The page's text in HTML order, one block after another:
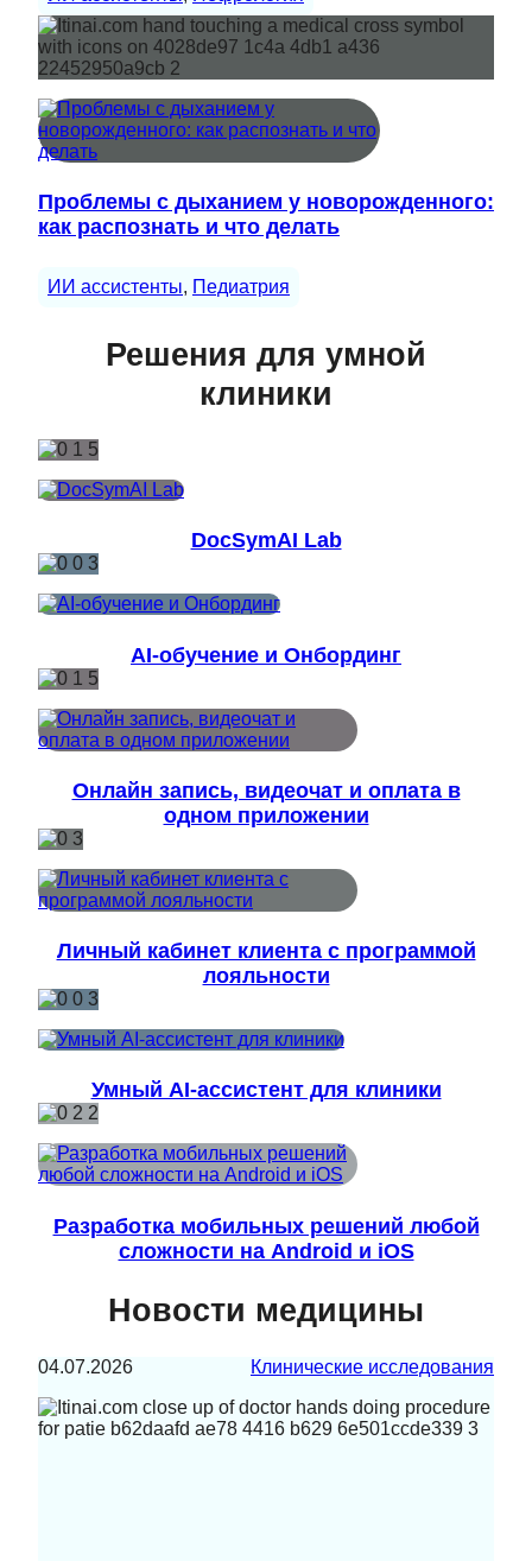
Проблемы с дыханием у новорожденного:
как распознать и что делать
ИИ ассистенты, Педиатрия
Решения для умной
клиники
DocSymAI Lab
AI-обучение и Онбординг
Онлайн запись, видеочат и оплата в
одном приложении
Личный кабинет клиента с программой
лояльности
Умный AI-ассистент для клиники
Разработка мобильных решений любой
сложности на Android и iOS
Новости медицины
04.07.2026 Клинические исследования